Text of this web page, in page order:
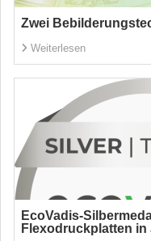
Zwei
Weiterlesen
EcoVadis-
Flexodruckplatten in